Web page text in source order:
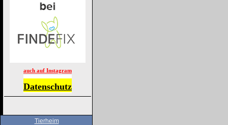
auch auf Instagram
Datenschutz
Tierheim